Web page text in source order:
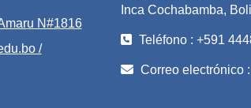
N#1816
/
Inca Cochabamba,
Teléfono : +591
Correo electrónico :